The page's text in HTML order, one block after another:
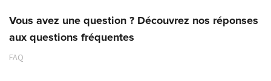
Vous avez une question ? Découvrez nos réponses
aux questions fréquentes
FAQ